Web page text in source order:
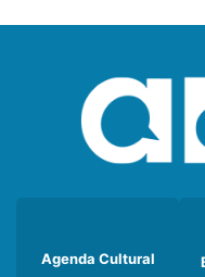
Agenda Cultural